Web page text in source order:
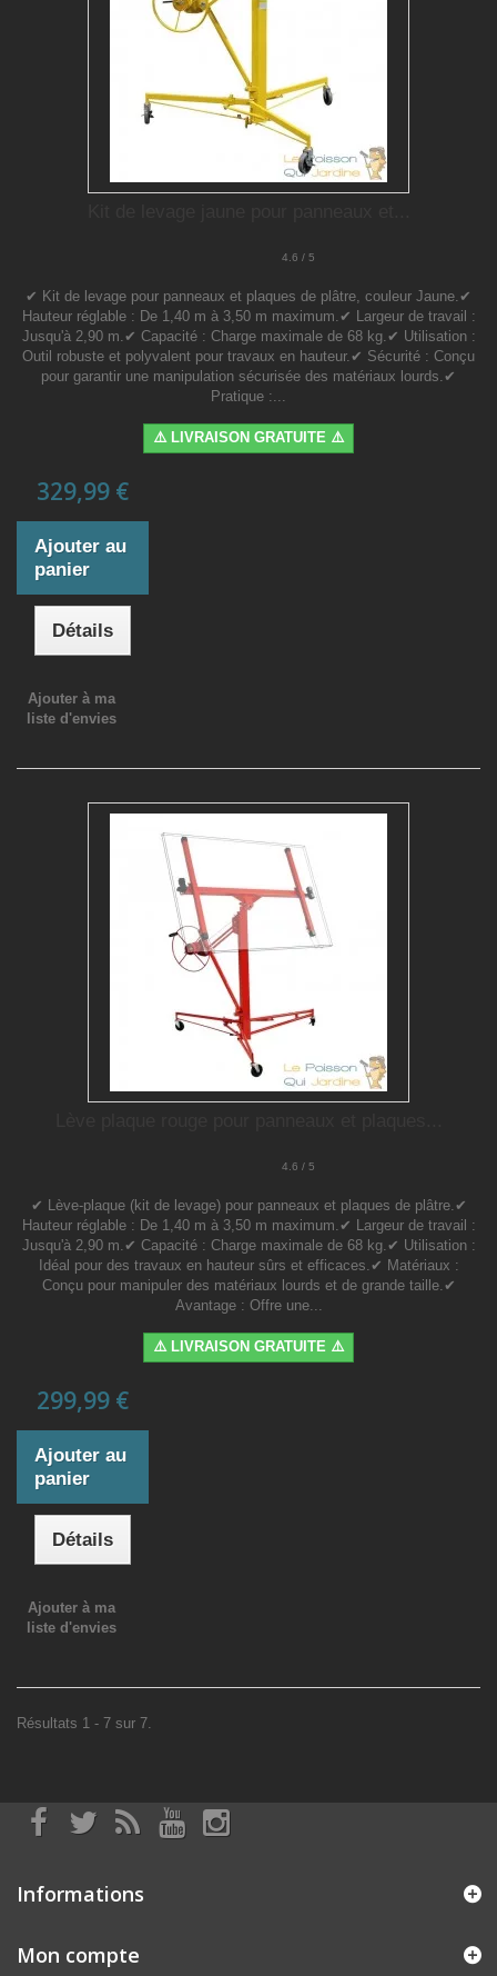
4.6 / 5
✔ Kit de levage pour panneaux et plaques de plâtre, couleur Jaune.✔
Hauteur réglable : De 1,40 m à 3,50 m maximum.✔ Largeur de travail :
Jusqu'à 2,90 m.✔ Capacité : Charge maximale de 68 kg.✔ Utilisation :
Outil robuste et polyvalent pour travaux en hauteur.✔ Sécurité : Conçu
pour garantir une manipulation sécurisée des matériaux lourds.✔
Pratique :...
⚠️ LIVRAISON GRATUITE ⚠️
329,99 €
Ajouter au
panier
Détails
Ajouter à ma
liste d'envies
4.6 / 5
✔ Lève-plaque (kit de levage) pour panneaux et plaques de plâtre.✔
Hauteur réglable : De 1,40 m à 3,50 m maximum.✔ Largeur de travail :
Jusqu'à 2,90 m.✔ Capacité : Charge maximale de 68 kg.✔ Utilisation :
Idéal pour des travaux en hauteur sûrs et efficaces.✔ Matériaux :
Conçu pour manipuler des matériaux lourds et de grande taille.✔
Avantage : Offre une...
⚠️ LIVRAISON GRATUITE ⚠️
299,99 €
Ajouter au
panier
Détails
Ajouter à ma
liste d'envies
Résultats 1 - 7 sur 7.
Informations
Mon compte